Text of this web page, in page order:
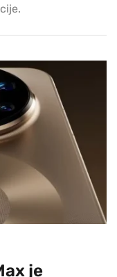
je